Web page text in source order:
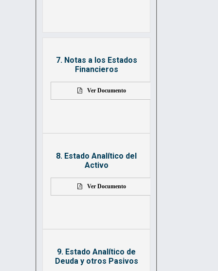
7. Notas a los Estados
Financieros
Ver Documento
8. Estado Analítico del
Activo
Ver Documento
9. Estado Analítico de
Deuda y otros Pasivos